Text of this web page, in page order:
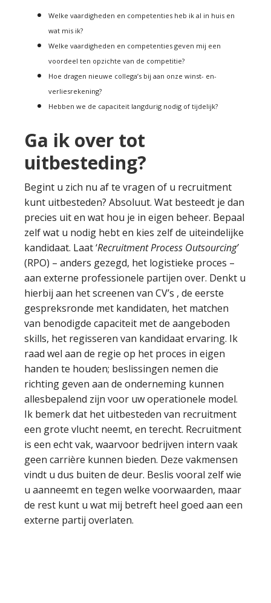
Welke vaardigheden en competenties heb ik al in huis en
wat mis ik?
Welke vaardigheden en competenties geven mij een
voordeel ten opzichte van de competitie?
Hoe dragen nieuwe collega’s bij aan onze winst- en-
verliesrekening?
Hebben we de capaciteit langdurig nodig of tijdelijk?
Ga ik over tot
uitbesteding?
Begint u zich nu af te vragen of u recruitment
kunt uitbesteden? Absoluut. Wat besteedt je dan
precies uit en wat hou je in eigen beheer. Bepaal
zelf wat u nodig hebt en kies zelf de uiteindelijke
kandidaat. Laat ‘Recruitment Process Outsourcing’
(RPO) – anders gezegd, het logistieke proces –
aan externe professionele partijen over. Denkt u
hierbij aan het screenen van CV’s , de eerste
gespreksronde met kandidaten, het matchen
van benodigde capaciteit met de aangeboden
skills, het regisseren van kandidaat ervaring. Ik
raad wel aan de regie op het proces in eigen
handen te houden; beslissingen nemen die
richting geven aan de onderneming kunnen
allesbepalend zijn voor uw operationele model.
Ik bemerk dat het uitbesteden van recruitment
een grote vlucht neemt, en terecht. Recruitment
is een echt vak, waarvoor bedrijven intern vaak
geen carrière kunnen bieden. Deze vakmensen
vindt u dus buiten de deur. Beslis vooral zelf wie
u aanneemt en tegen welke voorwaarden, maar
de rest kunt u wat mij betreft heel goed aan een
externe partij overlaten.